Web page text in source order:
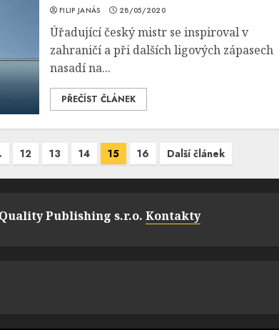
FILIP JANÁS 28/05/2020
Úřadující český mistr se inspiroval v
zahraničí a při dalších ligových zápasech
nasadí na...
PŘEČÍST ČLÁNEK
12 13 14 15 16 Další článek
Quality Publishing s.r.o. Kontakty